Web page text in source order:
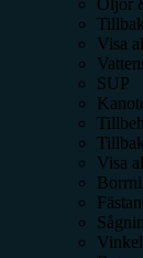
Oljor
Visa
SUP
Visa